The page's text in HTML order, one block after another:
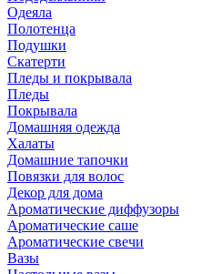
Одеяла
Полотенца
Подушки
Скатерти
Пледы и покрывала
Пледы
Покрывала
Домашняя одежда
Халаты
Домашние тапочки
Повязки для волос
Декор для дома
Ароматические диффузоры
Ароматические саше
Ароматические свечи
Вазы